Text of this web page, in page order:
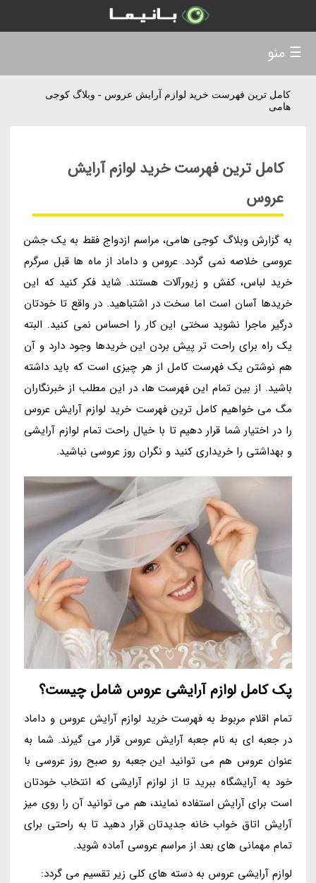
کامل ترین فهرست خرید لوازم آرایش عروس - وبلاگ کوجی
هامی
کامل ترین فهرست خرید لوازم آرایش
عروس
به گزارش وبلاگ کوجی هامی، مراسم ازدواج فقط به یک جشن
عروسی خلاصه نمی گردد. عروس و داماد از ماه ها قبل سرگرم
خرید لباس، کفش و زیورآلات هستند. شاید فکر کنید که این
خریدها آسان است اما سخت در اشتباهید. در واقع تا خودتان
درگیر ماجرا نشوید سختی این کار را احساس نمی کنید. البته
یک راه برای راحت تر پیش بردن این خریدها وجود دارد و آن
هم نوشتن یک فهرست کامل از هر چیزی است که باید داشته
باشید. از بین تمام این فهرست ها، در این مطلب از خبرنگاران
مگ می خواهیم کامل ترین فهرست خرید لوازم آرایش عروس
را در اختیار شما قرار دهیم تا با خیال راحت تمام لوازم آرایشی
و بهداشتی را خریداری کنید و نگران روز عروسی نباشید.
پک کامل لوازم آرایشی عروس شامل چیست؟
تمام اقلام مربوط به فهرست خرید لوازم آرایش عروس و داماد
در جعبه ای به نام جعبه آرایش عروس قرار می گیرند. شما به
عنوان عروس هم می توانید این جعبه رو صبح روز عروسی با
خود به آرایشگاه ببرید تا از لوازم آرایشی که انتخاب خودتان
است برای آرایش استفاده نمایند، هم می توانید آن را روی میز
آرایش اتاق خواب خانه جدیدتان قرار دهید تا به راحتی برای
تمام مهمانی های بعد از مراسم عروسی آماده شوید.
لوازم آرایشی عروس به دسته های کلی زیر تقسیم می گردد:
☰ منو